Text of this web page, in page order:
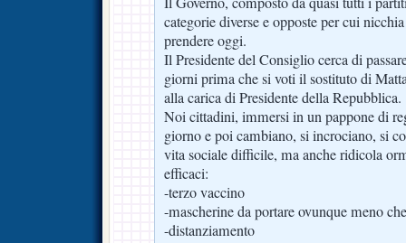
categorie diverse e opposte per cui
prendere oggi.
Il Presidente del Consiglio cerca di
giorni prima che si voti il sostituto di
alla carica di Presidente della Repubblica.
Noi cittadini, immersi in un pappone di
giorno e poi cambiano, si incrociano, si
vita sociale difficile, ma anche ridicola
efficaci:
-terzo vaccino
-mascherine da portare ovunque meno
-distanziamento